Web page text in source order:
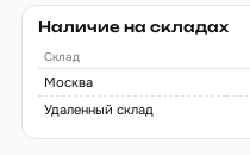
Наличие на складах
Склад
Москва
Удаленный склад